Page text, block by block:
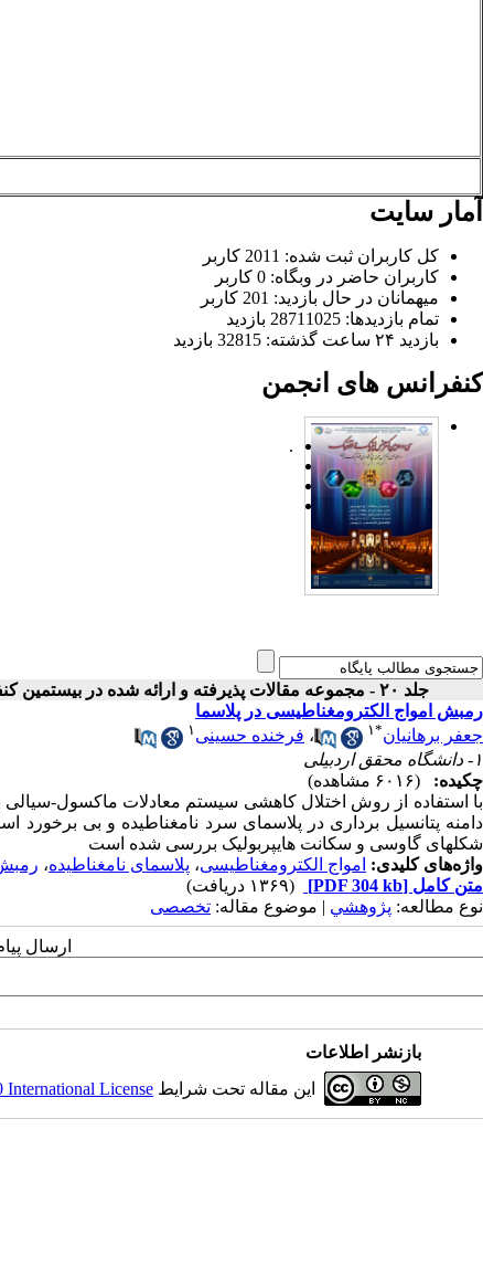
آمار سایت
کل کاربران ثبت شده: 2011 کاربر
کاربران حاضر در وبگاه: 0 کاربر
میهمانان در حال بازدید: 201 کاربر
تمام بازدید‌ها: 28711025 بازدید
بازدید ۲۴ ساعت گذشته: 32815 بازدید
کنفرانس های انجمن
.
جلد ۲۰ - مجموعه مقالات پذیرفته و ارائه شده در بیستمین کنفرانس اپتیک و فوتونیک ایران
رمبش امواج الکترومغناطیسی در پلاسما
جعفر برهانیان*۱ ، فرخنده حسینی ۱
۱- دانشگاه محقق اردبیلی
چکیده:
(۶۰۱۶ مشاهده)
با استفاده از روش اختلال کاهشی سیستم معادلات ماکسول-سیالی
دامنه پتانسیل برداری در پلاسمای سرد نامغناطیده و بی برخورد
شکلهای گاوسی و سکانت هایپربولیک بررسی شده است
واژه‌های کلیدی: امواج الکترومغناطیسی، پلاسمای نامغناطیده،
متن کامل [PDF 304 kb]
(۱۳۶۹ دریافت)
نوع مطالعه: پژوهشي | موضوع مقاله: تخصصی
ارسال
بازنشر اطلاعات
این مقاله تحت شرایط License